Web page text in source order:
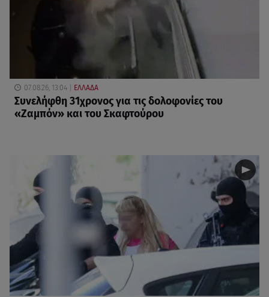
07.08.26, 13:04 ΕΛΛΑΔΑ
Συνελήφθη 31χρονος για τις δολοφονίες του
«Ζαμπόν» και του Σκαφτούρου